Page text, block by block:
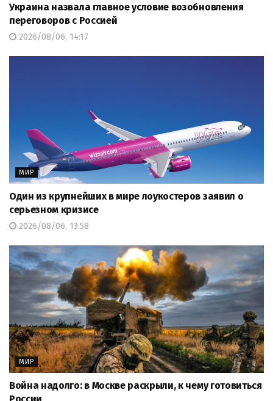
Украина назвала главное условие возобновления
переговоров с Россией
2026/08/06, 14:17
МИР
Один из крупнейших в мире лоукостеров заявил о
серьезном кризисе
2026/08/06, 13:58
МИР
Война надолго: в Москве раскрыли, к чему готовиться